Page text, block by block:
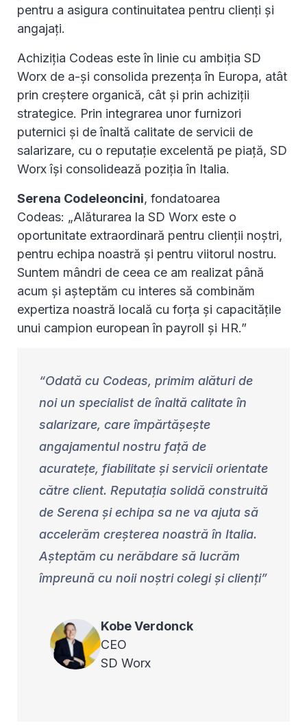
pentru a asigura continuitatea pentru clienți și
angajați.
Achiziția Codeas este în linie cu ambiția SD
Worx de a-și consolida prezența în Europa, atât
prin creștere organică, cât și prin achiziții
strategice. Prin integrarea unor furnizori
puternici și de înaltă calitate de servicii de
salarizare, cu o reputație excelentă pe piață, SD
Worx își consolidează poziția în Italia.
Serena Codeleoncini, fondatoarea
Codeas: „Alăturarea la SD Worx este o
oportunitate extraordinară pentru clienții noștri,
pentru echipa noastră și pentru viitorul nostru.
Suntem mândri de ceea ce am realizat până
acum și așteptăm cu interes să combinăm
expertiza noastră locală cu forța și capacitățile
unui campion european în payroll și HR.”
Odată cu Codeas, primim alături de
noi un specialist de înaltă calitate în
salarizare, care împărtășește
angajamentul nostru față de
acuratețe, fiabilitate și servicii orientate
către client. Reputația solidă construită
de Serena și echipa sa ne va ajuta să
accelerăm creșterea noastră în Italia.
Așteptăm cu nerăbdare să lucrăm
împreună cu noii noștri colegi și clienți
KobeVerdonck
CEO
SD Worx